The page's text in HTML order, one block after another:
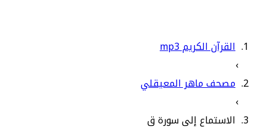
القرآن الكريم mp3
›
مصحف ماهر المعيقلي
›
الاستماع إلى سورة ق